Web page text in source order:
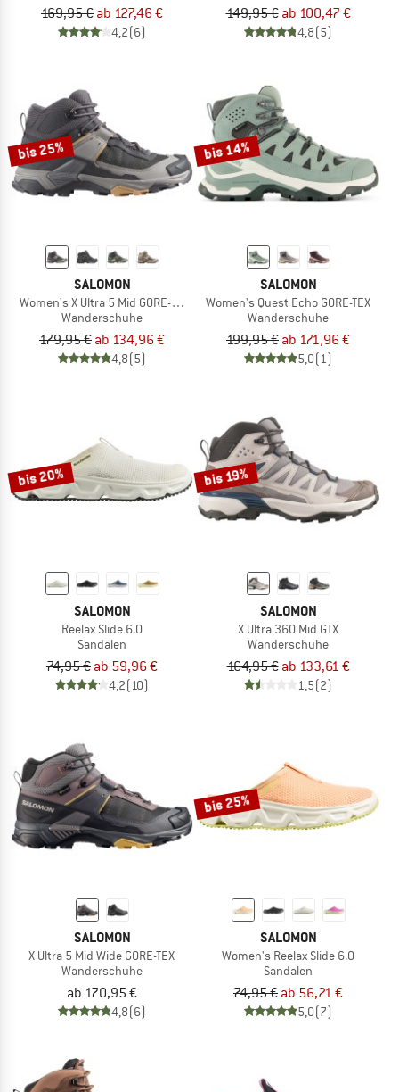
169,95 € ab 127,46 €
4,2(6)
149,95 € ab 100,47 €
4,8(5)
bis 25%
SALOMON
Women's X Ultra 5 Mid GORE-TEX
Wanderschuhe
179,95 € ab 134,96 €
4,8(5)
bis 14%
SALOMON
Women's Quest Echo GORE-TEX
Wanderschuhe
199,95 € ab 171,96 €
5,0(1)
bis 20%
SALOMON
Reelax Slide 6.0
Sandalen
74,95 € ab 59,96 €
4,2(10)
bis 19%
SALOMON
X Ultra 360 Mid GTX
Wanderschuhe
164,95 € ab 133,61 €
1,5(2)
SALOMON
X Ultra 5 Mid Wide GORE-TEX
Wanderschuhe
ab 170,95 €
4,8(6)
bis 25%
SALOMON
Women's Reelax Slide 6.0
Sandalen
74,95 € ab 56,21 €
5,0(7)